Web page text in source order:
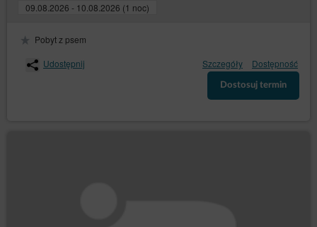
09.08.2026 - 10.08.2026 (1 noc)
Pobyt z psem
Udostępnij
Szczegóły Dostępność
Dostosuj termin